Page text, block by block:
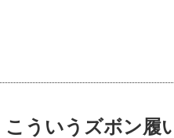
こういうズボン履